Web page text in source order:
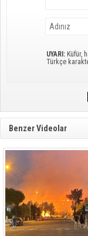
UYARI: Küfür,
Türkçe
Benzer Videolar